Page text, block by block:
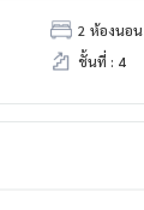
2 ห้องนอน
ชั้นที่ : 4